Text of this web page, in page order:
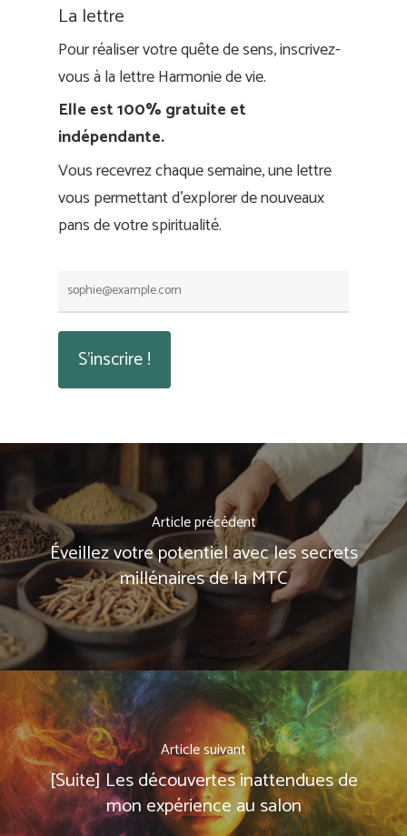
La lettre
Pour réaliser votre quête de sens, inscrivez-
vous à la lettre Harmonie de vie.
Elle est 100% gratuite et
indépendante.
Vous recevrez chaque semaine, une lettre
vous permettant d'explorer de nouveaux
pans de votre spiritualité.
Article précédent
Éveillez votre potentiel avec les secrets
millénaires de la MTC
Article suivant
[Suite] Les découvertes inattendues de
mon expérience au salon